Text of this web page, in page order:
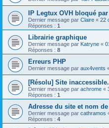
IP Legtux OVH bloqué
Dernier message par Claire « 22
Réponses : 1
Librairie graphique
Dernier message par Katryne «
Réponses : 8
Erreurs PHP
Dernier message par aux4vents
[Résolu] Site inaccessible.
Dernier message par achrome «
Réponses : 1
Adresse du site et nom
Dernier message par cathramos
Réponses : 4